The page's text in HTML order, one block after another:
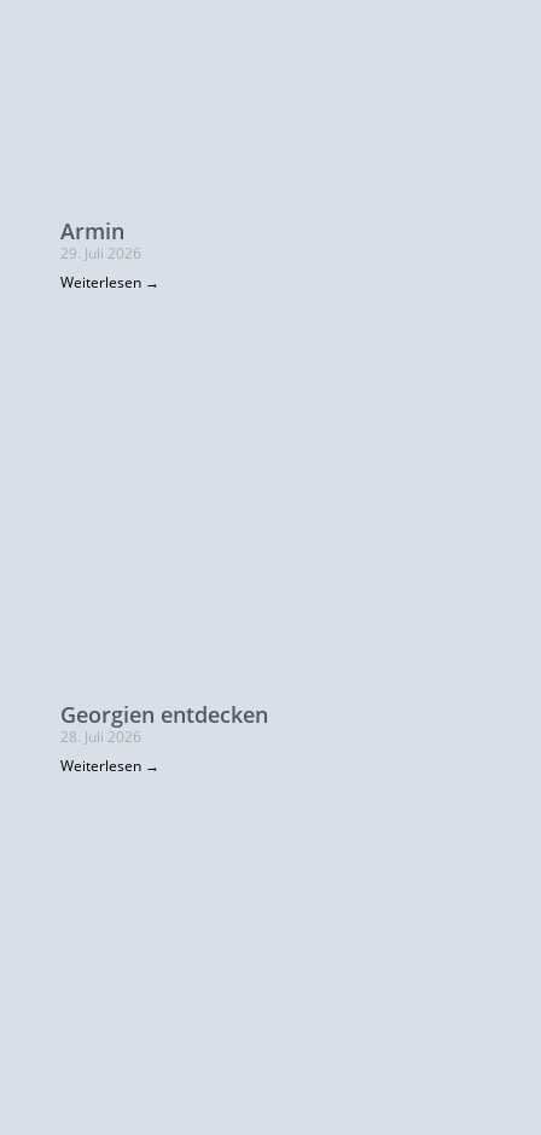
Armin
29. Juli 2026
Weiterlesen →
Georgien entdecken
28. Juli 2026
Weiterlesen →